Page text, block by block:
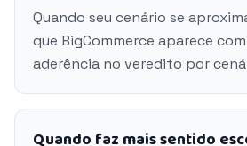
Quando seu cenário se
que BigCommerce aparece
aderência no veredito por
Quando faz mais sentido